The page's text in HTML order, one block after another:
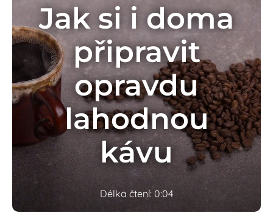
Služby
Blog
Kontakt
Jak si i doma
připravit
opravdu
lahodnou
kávu
Délka čtení: 0:04